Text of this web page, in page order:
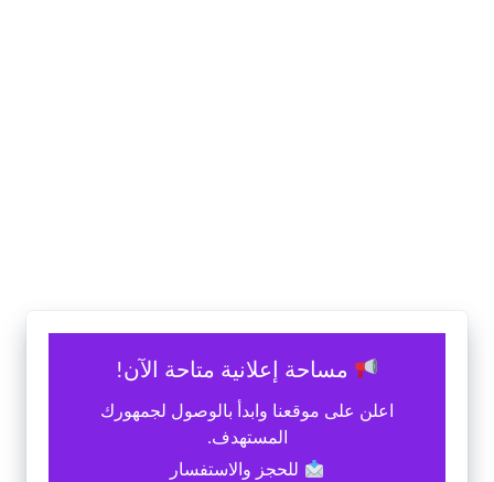
مساحة إعلانية متاحة الآن!
اعلن على موقعنا وابدأ بالوصول لجمهورك
المستهدف.
للحجز والاستفسار